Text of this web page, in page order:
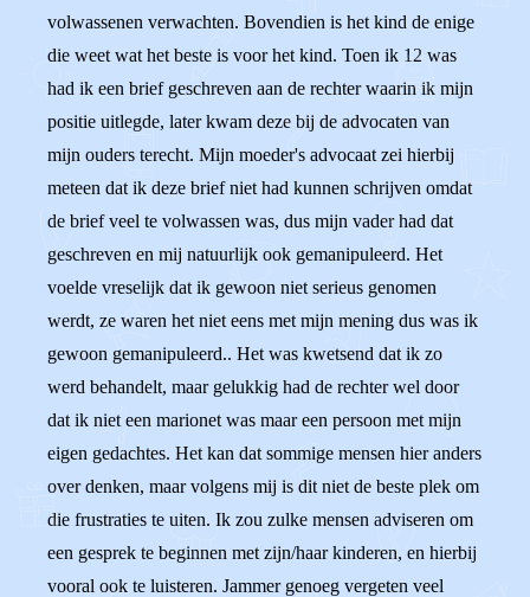
volwassenen verwachten. Bovendien is het kind de enige
die weet wat het beste is voor het kind. Toen ik 12 was
had ik een brief geschreven aan de rechter waarin ik mijn
positie uitlegde, later kwam deze bij de advocaten van
mijn ouders terecht. Mijn moeder's advocaat zei hierbij
meteen dat ik deze brief niet had kunnen schrijven omdat
de brief veel te volwassen was, dus mijn vader had dat
geschreven en mij natuurlijk ook gemanipuleerd. Het
voelde vreselijk dat ik gewoon niet serieus genomen
werdt, ze waren het niet eens met mijn mening dus was ik
gewoon gemanipuleerd.. Het was kwetsend dat ik zo
werd behandelt, maar gelukkig had de rechter wel door
dat ik niet een marionet was maar een persoon met mijn
eigen gedachtes. Het kan dat sommige mensen hier anders
over denken, maar volgens mij is dit niet de beste plek om
die frustraties te uiten. Ik zou zulke mensen adviseren om
een gesprek te beginnen met zijn/haar kinderen, en hierbij
vooral ook te luisteren. Jammer genoeg vergeten veel